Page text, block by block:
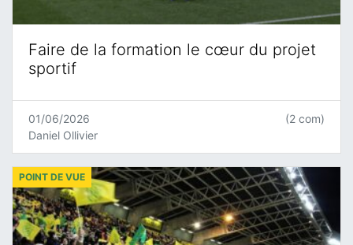
Faire de la formation le cœur du projet
sportif
01/06/2026
Daniel Ollivier
(2 com)
POINT DE VUE